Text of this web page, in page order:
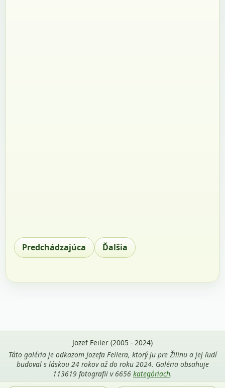
Predchádzajúca Ďalšia
Jozef Feiler (2005 - 2024)
Táto galéria je odkazom Jozefa Feilera, ktorý ju pre Žilinu a jej ľudí
budoval s láskou 24 rokov až do roku 2024. Galéria obsahuje
113619 fotografii v 6656 kategóriach.